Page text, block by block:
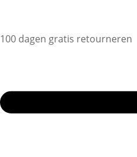
100 dagen gratis retourneren